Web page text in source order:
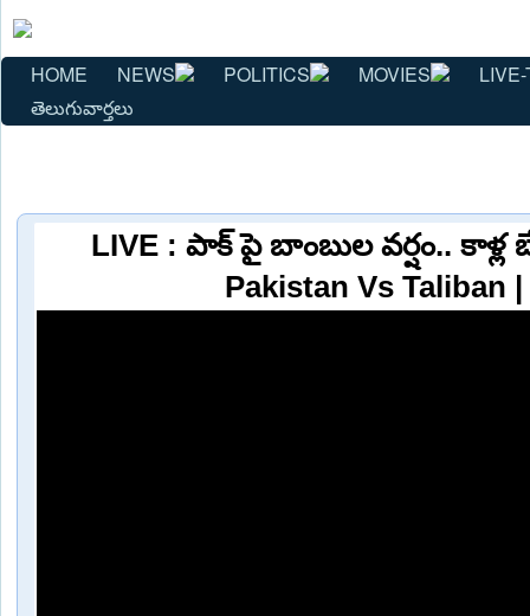
HOME NEWS POLITICS MOVIES
తెలుగువార్తలు
LIVE : పాక్ పై బాంబుల వర్షం..
Pakistan Vs Taliban